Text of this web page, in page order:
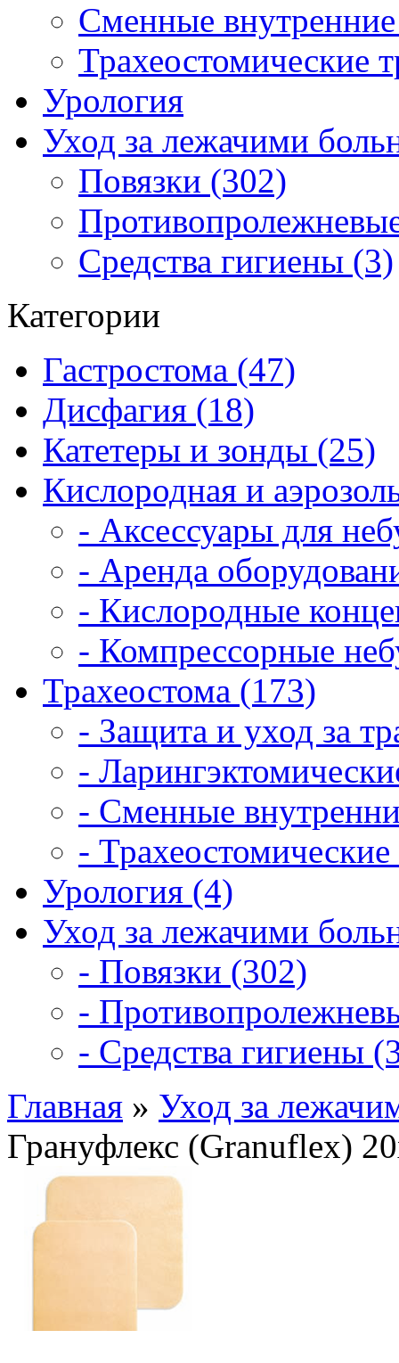
Сменные
Трахеостомические
Урология
Уход за лежачими
Повязки (302)
Средства гигиены (3)
Категории
Гастростома (47)
Дисфагия (18)
Катетеры и зонды (25)
Кислородная и
- Аксессуары для
- Аренда
- Кислородные
- Компрессорные
Трахеостома (173)
- Защита и уход за
-
- Сменные
-
Урология (4)
Уход за лежачими
- Повязки (302)
-
- Средства гигиены
Главная » Уход за
Грануфлекс (Granuflex)